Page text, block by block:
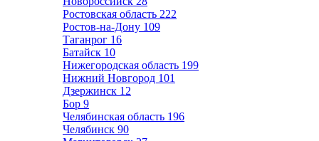
Ростовская область 222
Ростов-на-Дону 109
Таганрог 16
Батайск 10
Нижегородская область 199
Нижний Новгород 101
Дзержинск 12
Бор 9
Челябинская область 196
Челябинск 90